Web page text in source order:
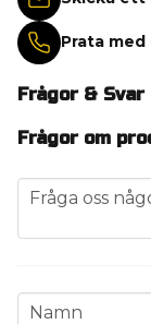
Prata
Frågor & Svar
Frågor om
question
Fråga oss
name
Namn